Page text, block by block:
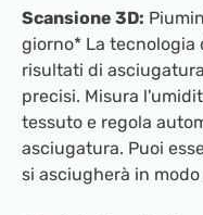
Scansione 3D:
giorno* La tecnologia
risultati di
precisi. Misura
tessuto e regola
asciugatura. Puoi
si asciugherà in